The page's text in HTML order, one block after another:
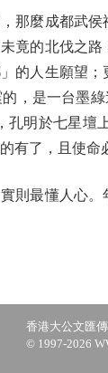
麼成都武侯
竟的北伐之
的人生願望
，是一台墨
明於七星壇
有了，且使命
最懂人心。
香港大公文匯
© 1997-2026